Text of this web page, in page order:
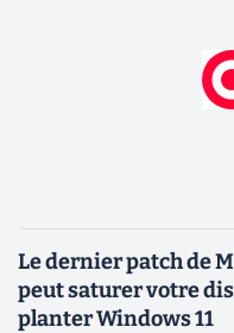
Le dernier patch de
peut saturer votre
planter Windows 11